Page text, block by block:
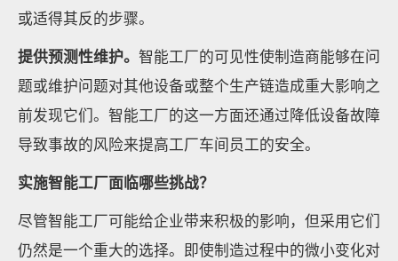
或适得其反的步骤。
提供预测性维护。 智能工厂的可见性使制造商能够在问
题或维护问题对其他设备或整个生产链造成重大影响之
前发现它们。智能工厂的这一方面还通过降低设备故障
导致事故的风险来提高工厂车间员工的安全。
实施智能工厂面临哪些挑战？
尽管智能工厂可能给企业带来积极的影响，但采用它们
仍然是一个重大的选择。即使制造过程中的微小变化对